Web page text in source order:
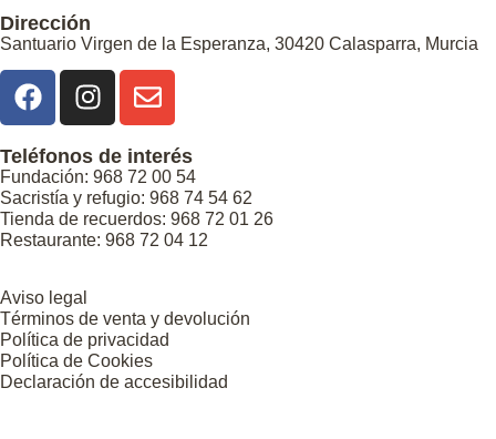
Dirección
Santuario Virgen de la Esperanza, 30420 Calasparra, Murcia
Teléfonos de interés
Fundación: 968 72 00 54
Sacristía y refugio: 968 74 54 62
Tienda de recuerdos: 968 72 01 26
Restaurante: 968 72 04 12
Aviso legal
Términos de venta y devolución
Política de privacidad
Política de Cookies
Declaración de accesibilidad